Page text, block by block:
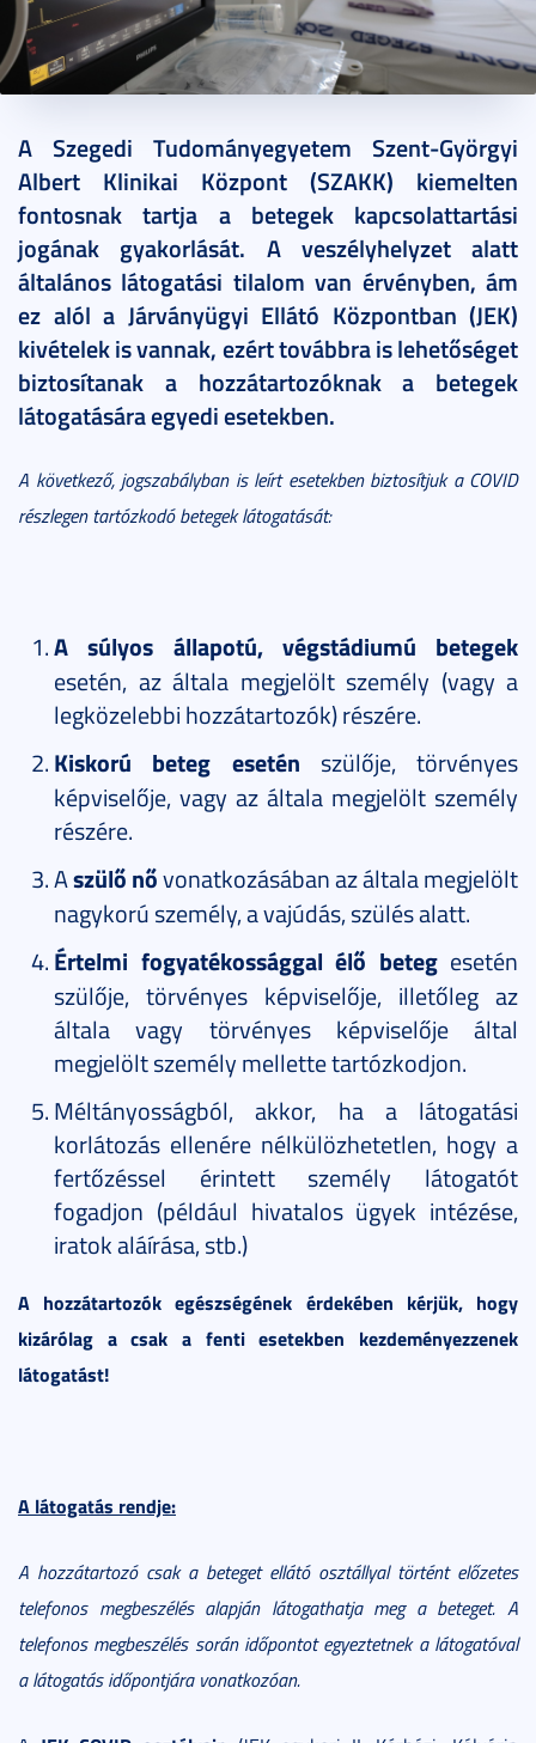
A Szegedi Tudományegyetem Szent-Györgyi
Albert Klinikai Központ (SZAKK) kiemelten
fontosnak tartja a betegek kapcsolattartási
jogának gyakorlását. A veszélyhelyzet alatt
általános látogatási tilalom van érvényben, ám
ez alól a Járványügyi Ellátó Központban (JEK)
kivételek is vannak, ezért továbbra is lehetőséget
biztosítanak a hozzátartozóknak a betegek
látogatására egyedi esetekben.
A következő, jogszabályban is leírt esetekben biztosítjuk a COVID
részlegen tartózkodó betegek látogatását:
A súlyos állapotú, végstádiumú betegek
esetén, az általa megjelölt személy (vagy a
legközelebbi hozzátartozók) részére.
Kiskorú beteg esetén szülője, törvényes
képviselője, vagy az általa megjelölt személy
részére.
Aszülő nővonatkozásában az általa megjelölt
nagykorú személy, a vajúdás, szülés alatt.
Értelmi fogyatékossággal élő betegesetén
szülője, törvényes képviselője, illetőleg az
általa vagy törvényes képviselője által
megjelölt személy mellette tartózkodjon.
Méltányosságból, akkor, ha a látogatási
korlátozás ellenére nélkülözhetetlen, hogy a
fertőzéssel érintett személy látogatót
fogadjon (például hivatalos ügyek intézése,
iratok aláírása, stb.)
A hozzátartozók egészségének érdekében kérjük, hogy
kizárólag a csak a fenti esetekben kezdeményezzenek
látogatást!
A látogatás rendje:
A hozzátartozó csak a beteget ellátó osztállyal történt előzetes
telefonos megbeszélés alapján látogathatja meg a beteget. A
telefonos megbeszélés során időpontot egyeztetnek a látogatóval
a látogatás időpontjára vonatkozóan.